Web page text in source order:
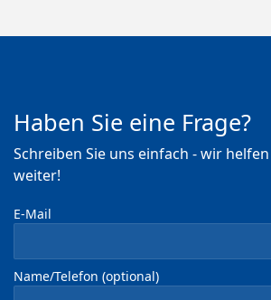
Haben Sie eine Frage?
Schreiben Sie uns einfach - wir
weiter!
E-Mail
Name/Telefon (optional)